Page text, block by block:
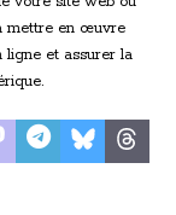
mettre en œuvre
ligne et assurer la